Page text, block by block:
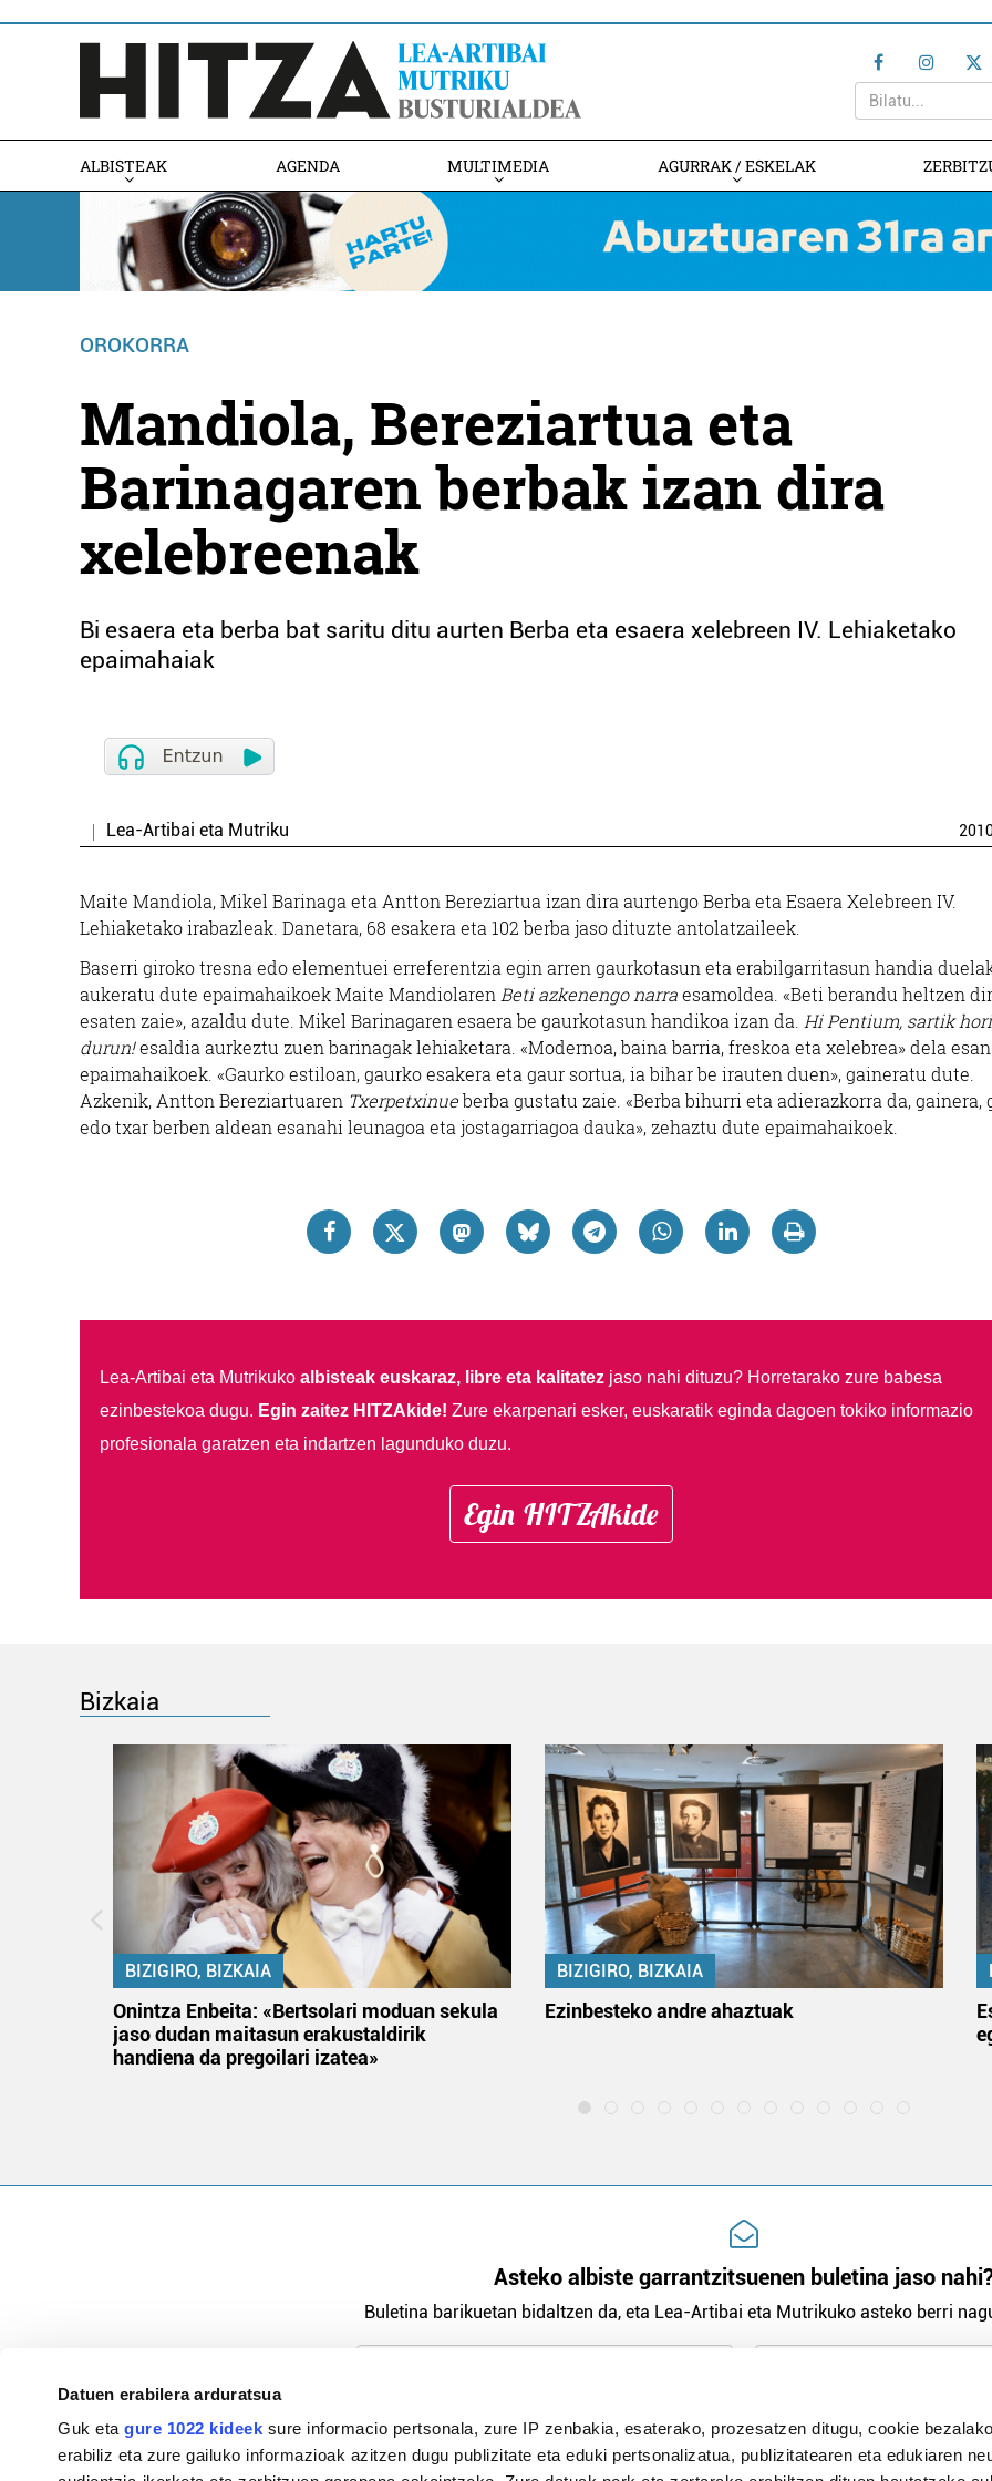
Datuen erabilera arduratsua
Guk etagure 1022 kideek sure informacio pertsonala, zure IP zenbakia, esaterako, prozesatzen ditugu, cookie
erabiliz eta zure gailuko informazioak azitzen dugu publizitate eta eduki pertsonalizatua, publizitatearen eta edukiaren
ALBISTEAK AGENDA MULTIMEDIA AGURRAK / ESKELAK
OROKORRA
Mandiola, Bereziartua eta
Barinagaren berbak izan dira
xelebreenak
Bi esaera eta berba bat saritu ditu aurten Berba eta esaera xelebreen IV. Lehiaketako
epaimahaiak
Lea-Artibai eta Mutriku
Maite Mandiola, Mikel Barinaga eta Antton Bereziartua izan dira aurtengo Berba eta Esaera Xelebreen IV.
Lehiaketako irabazleak. Danetara, 68 esakera eta 102 berba jaso dituzte antolatzaileek.
Baserri giroko tresna edo elementuei erreferentzia egin arren gaurkotasun eta erabilgarritasun handia
aukeratu dute epaimahaikoek Maite Mandiolaren Beti azkenengo narraesamoldea. «Beti berandu heltzen
esaten zaie», azaldu dute. Mikel Barinagaren esaera be gaurkotasun handikoa izan da. Hi Pentium, sartik
durun!esaldia aurkeztu zuen barinagak lehiaketara. «Modernoa, baina barria, freskoa eta xelebrea» dela
epaimahaikoek. «Gaurko estiloan, gaurko esakera eta gaur sortua, ia bihar be irauten duen», gaineratu dute.
Azkenik, Antton Bereziartuaren Txerpetxinueberba gustatu zaie. «Berba bihurri eta adierazkorra da, gainera,
edo txar berben aldean esanahi leunagoa eta jostagarriagoa dauka», zehaztu dute epaimahaikoek.
Lea-Artibai eta Mutrikuko albisteak euskaraz, libre eta kalitatezjaso nahi dituzu? Horretarako zure babesa
ezinbestekoa dugu. Egin zaitez HITZAkide! Zure ekarpenari esker, euskaratik eginda dagoen tokiko informazio
profesionala garatzen eta indartzen lagunduko duzu.
Egin HITZAkide
Bizkaia
BIZIGIRO, BIZKAIA
Onintza Enbeita: «Bertsolari moduan sekula
jaso dudan maitasun erakustaldirik
handiena da pregoilari izatea»
BIZIGIRO, BIZKAIA
Ezinbesteko andre ahaztuak
Asteko albiste garrantzitsuenen buletina jaso
Buletina barikuetan bidaltzen da, eta Lea-Artibai eta Mutrikuko asteko berri